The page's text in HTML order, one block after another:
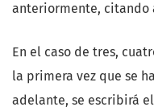
anteriormente, citando
En el caso de tres,
la primera vez que se
adelante, se escribirá